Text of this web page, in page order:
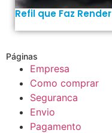
Refil que Faz Render
Páginas
Empresa
Como comprar
Seguranca
Envio
Pagamento